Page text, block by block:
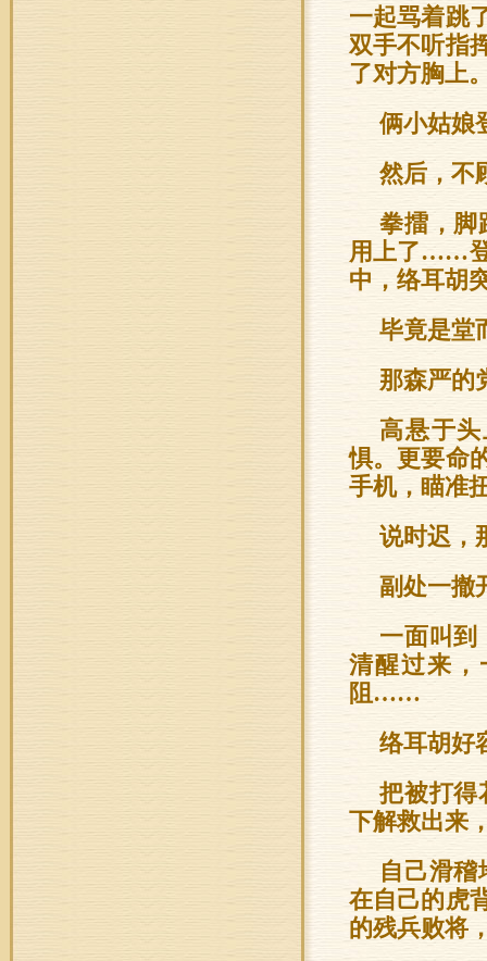
一起骂着跳
双手不听指
了对方胸上
俩小姑娘
然后，不
拳擂，脚
用上了……登
中，络耳胡
毕竟是堂
那森严的
高悬于
惧。更要命
手机，瞄准
说时迟，
副处一撤
一面叫到
清醒过来，
阻……
络耳胡好
把被打得
下解救出来
自己滑
在自己的虎
的残兵败将